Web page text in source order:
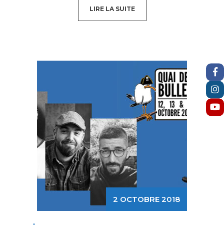
LIRE LA SUITE
2 OCTOBRE 2018